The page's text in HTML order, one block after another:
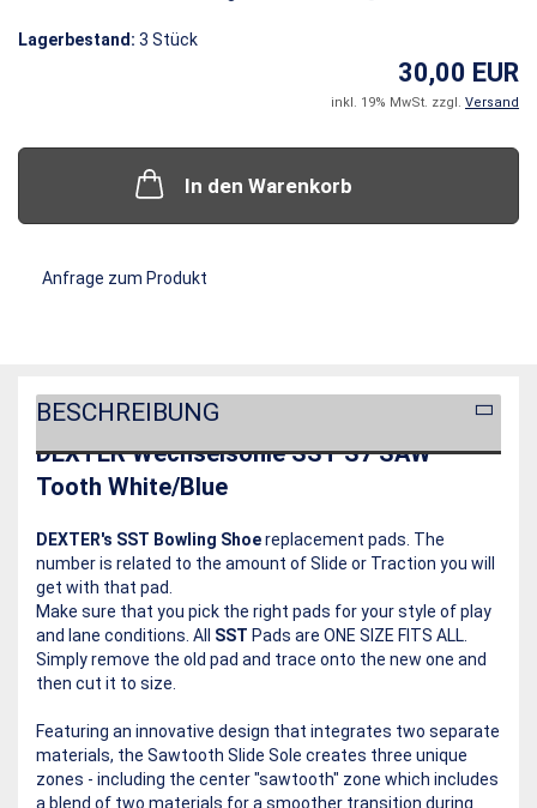
Lagerbestand: 3 Stück
30,00 EUR
inkl. 19% MwSt. zzgl. Versand
In den Warenkorb
Anfrage zum Produkt
BESCHREIBUNG
DEXTER Wechselsohle SST S7 SAW
Tooth White/Blue
DEXTER's SST Bowling Shoereplacement pads. The
number is related to the amount of Slide or Traction you will
get with that pad.
Make sure that you pick the right pads for your style of play
and lane conditions. All SST Pads are ONE SIZE FITS ALL.
Simply remove the old pad and trace onto the new one and
then cut it to size.
Featuring an innovative design that integrates two separate
materials, the Sawtooth Slide Sole creates three unique
zones - including the center "sawtooth" zone which includes
a blend of two materials for a smoother transition during